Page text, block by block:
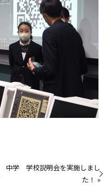
中学 学校説明会を実施しまし
た！ »